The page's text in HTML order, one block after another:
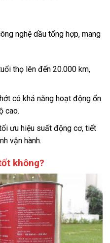
nghệ dầu tổng hợp, mang
thọ lên đến 20.000 km,
có khả năng hoạt động ổn
cao.
ưu hiệu suất động cơ, tiết
vận hành.
không?